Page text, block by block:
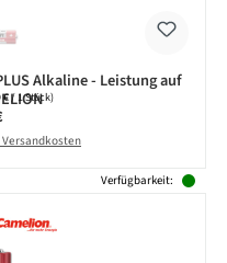
Alkaline - Leistung auf
€ / 1 Stück)
Preis:
Versandkosten
Verfügbarkeit: